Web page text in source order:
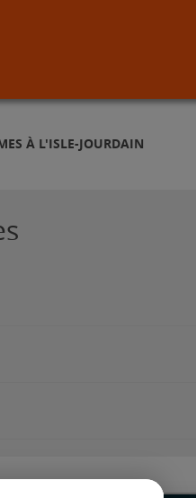
À L'ISLE-JOURDAIN